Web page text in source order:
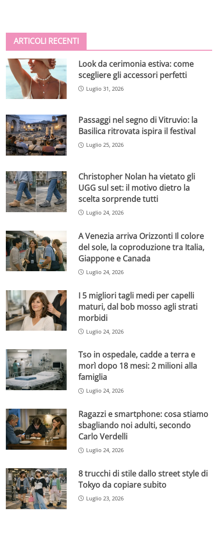
ARTICOLI RECENTI
Look da cerimonia estiva: come
scegliere gli accessori perfetti
Luglio 31, 2026
Passaggi nel segno di Vitruvio: la
Basilica ritrovata ispira il festival
Luglio 25, 2026
Christopher Nolan ha vietato gli
UGG sul set: il motivo dietro la
scelta sorprende tutti
Luglio 24, 2026
A Venezia arriva Orizzonti Il colore
del sole, la coproduzione tra Italia,
Giappone e Canada
Luglio 24, 2026
I 5 migliori tagli medi per capelli
maturi, dal bob mosso agli strati
morbidi
Luglio 24, 2026
Tso in ospedale, cadde a terra e
morì dopo 18 mesi: 2 milioni alla
famiglia
Luglio 24, 2026
Ragazzi e smartphone: cosa stiamo
sbagliando noi adulti, secondo
Carlo Verdelli
Luglio 24, 2026
8 trucchi di stile dallo street style di
Tokyo da copiare subito
Luglio 23, 2026